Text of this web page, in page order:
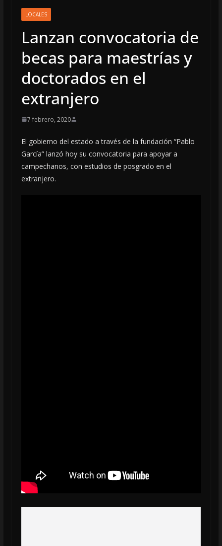
LOCALES
Lanzan convocatoria de
becas para maestrías y
doctorados en el
extranjero
7 febrero, 2020
El gobierno del estado a través de la fundación “Pablo
García” lanzó hoy su convocatoria para apoyar a
campechanos, con estudios de posgrado en el
extranjero.